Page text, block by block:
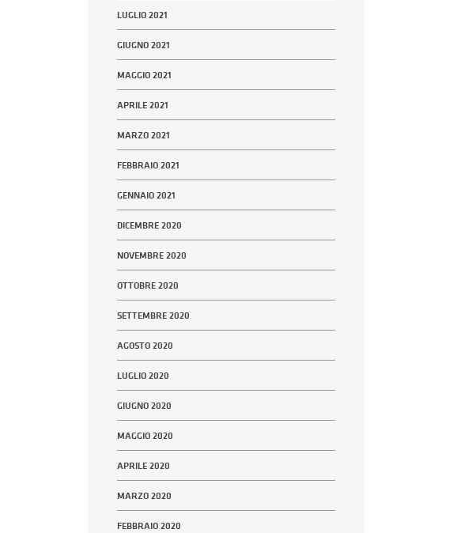
LUGLIO 2021
GIUGNO 2021
MAGGIO 2021
APRILE 2021
MARZO 2021
FEBBRAIO 2021
GENNAIO 2021
DICEMBRE 2020
NOVEMBRE 2020
OTTOBRE 2020
SETTEMBRE 2020
AGOSTO 2020
LUGLIO 2020
GIUGNO 2020
MAGGIO 2020
APRILE 2020
MARZO 2020
FEBBRAIO 2020